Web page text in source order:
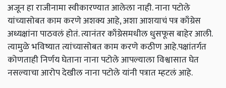
अजून हा राजीनामा स्वीकारण्यात आलेला नाही. नाना पटोले
यांच्यासोबत काम करणे अशक्य आहे, अशा आशयाचं पत्र काँग्रेस
अध्यक्षांना पाठवलं होतं. त्यानंतर काँग्रेसमधील धुसफूस बाहेर आली.
त्यामुळे भविष्यात त्यांच्यासोबत काम करणे कठीण आहे.पक्षांतर्गत
कोणताही निर्णय घेताना नाना पटोले आपल्याला विश्वासात घेत
नसल्याचा आरोप देखील नाना पटोले यांनी पत्रात म्हटलं आहे.